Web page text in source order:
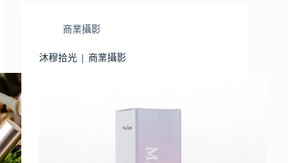
商業攝影
沐穆拾光 | 商業攝影